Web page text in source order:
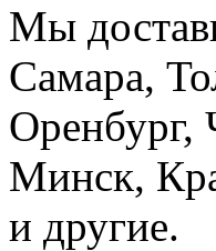
Мы
Самара,
Оренбург,
Минск,
и другие.